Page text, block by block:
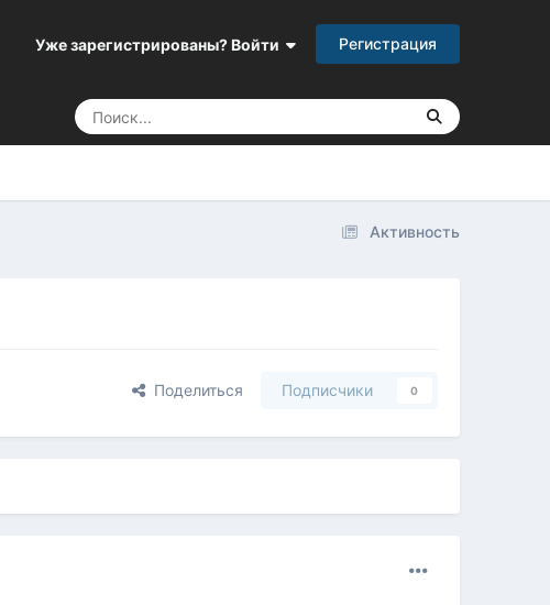
Уже зарегистрированы? Войти Регистрация
Активность
Поделиться Подписчики 0